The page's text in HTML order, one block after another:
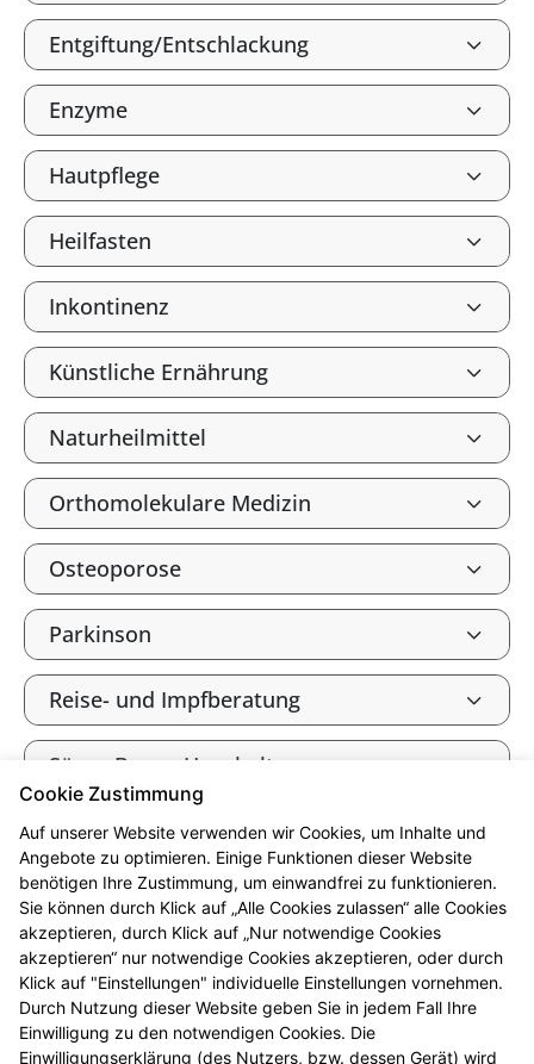
Entgiftung/Entschlackung
Enzyme
Hautpflege
Heilfasten
Inkontinenz
Künstliche Ernährung
Naturheilmittel
Orthomolekulare Medizin
Osteoporose
Parkinson
Reise- und Impfberatung
Säure-Basen-Haushalt
Tee und Heilkräuter
Vitalstoffe
Vitamine, Mineralien und
Spurenelemente
Wohlbefinden durch Fitness
Cookie Zustimmung
Auf unserer Website verwenden wir Cookies, um Inhalte und
Angebote zu optimieren. Einige Funktionen dieser Website
benötigen Ihre Zustimmung, um einwandfrei zu funktionieren.
Sie können durch Klick auf „Alle Cookies zulassen“ alle Cookies
akzeptieren, durch Klick auf „Nur notwendige Cookies
akzeptieren“ nur notwendige Cookies akzeptieren, oder durch
Klick auf "Einstellungen" individuelle Einstellungen vornehmen.
Durch Nutzung dieser Website geben Sie in jedem Fall Ihre
Einwilligung zu den notwendigen Cookies. Die
Einwilligungserklärung (des Nutzers, bzw. dessen Gerät) wird